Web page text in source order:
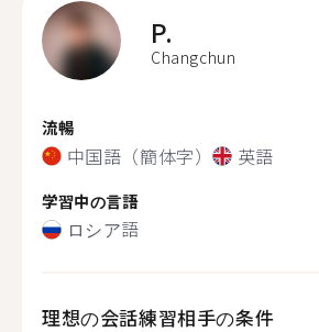
P.
Changchun
流暢
中国語（簡体字） 英語
学習中の言語
ロシア語
理想の会話練習相手の条件